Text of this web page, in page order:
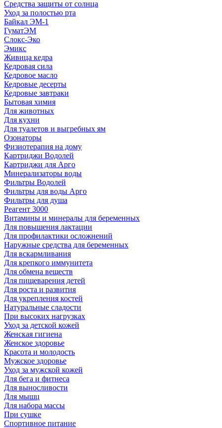
Средства защиты от солнца
Уход за полостью рта
Байкал ЭМ-1
ГуматЭМ
Слокс-Эко
Эмикс
Живица кедра
Кедровая сила
Кедровое масло
Кедровые десерты
Кедровые завтраки
Бытовая химия
Для животных
Для кухни
Для туалетов и выгребных ям
Озонаторы
Физиотерапия на дому
Картриджи Водолей
Картриджи для Арго
Минерализаторы воды
Фильтры Водолей
Фильтры для воды Арго
Фильтры для душа
Реагент 3000
Витамины и минералы для беременных
Для повышения лактации
Для профилактики осложнений
Наружные средства для беременных
Для вскармливания
Для крепкого иммунитета
Для обмена веществ
Для пищеварения детей
Для роста и развития
Для укрепления костей
Натуральные сладости
При высоких нагрузках
Уход за детской кожей
Женская гигиена
Женское здоровье
Красота и молодость
Мужское здоровье
Уход за мужской кожей
Для бега и фитнеса
Для выносливости
Для мышц
Для набора массы
При сушке
Спортивное питание